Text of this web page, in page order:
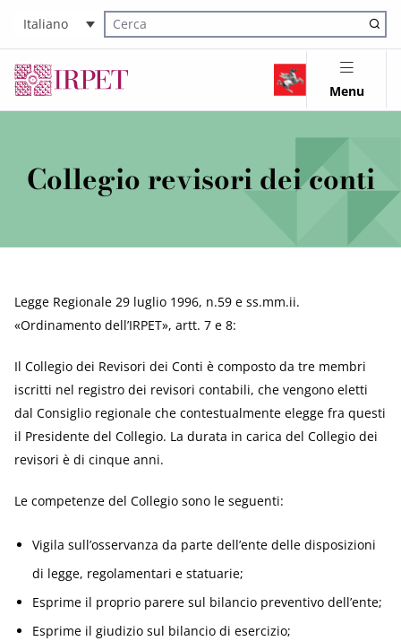
Italiano
Cerca nel sito
Menu
Collegio revisori dei conti
Legge Regionale 29 luglio 1996, n.59 e ss.mm.ii.
«Ordinamento dell’IRPET», artt. 7 e 8:
Il Collegio dei Revisori dei Conti è composto da tre membri
iscritti nel registro dei revisori contabili, che vengono eletti
dal Consiglio regionale che contestualmente elegge fra questi
il Presidente del Collegio. La durata in carica del Collegio dei
revisori è di cinque anni.
Le competenze del Collegio sono le seguenti:
Vigila sull’osservanza da parte dell’ente delle disposizioni
di legge, regolamentari e statuarie;
Esprime il proprio parere sul bilancio preventivo dell’ente;
Esprime il giudizio sul bilancio di esercizio;